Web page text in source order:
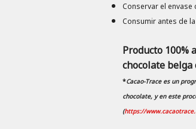
Conservar el
Consumir antes de
Producto 100%
chocolate belga
*Cacao-Trace es un
chocolate, y en este
(https://